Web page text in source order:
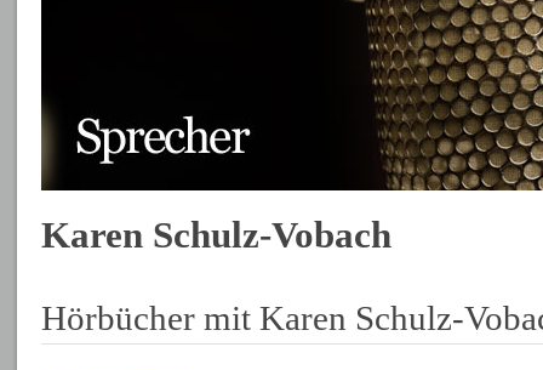
Karen Schulz-Vobach
Hörbücher mit Karen Schulz-